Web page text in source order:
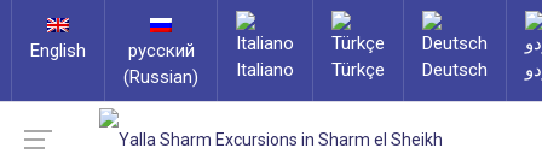
English
русский
(Russian)
Italiano Türkçe Deutsch